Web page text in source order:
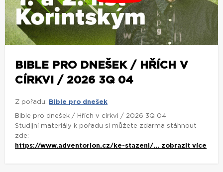
BIBLE PRO DNEŠEK / HŘÍCH V
CÍRKVI / 2026 3Q 04
Z pořadu: Bible pro dnešek
Bible pro dnešek / Hřích v církvi / 2026 3Q 04
Studijní materiály k pořadu si můžete zdarma stáhnout
zde:
https://www.adventorion.cz/ke-stazeni/... zobrazit více